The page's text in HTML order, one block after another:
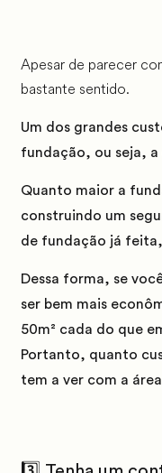
Apesar de parecer
bastante sentido.
Um dos grandes
fundação, ou seja, a
Quanto maior a
construindo um
de fundação já
Dessa forma, se
ser bem mais
50m² cada do que
Portanto, quanto
tem a ver com a